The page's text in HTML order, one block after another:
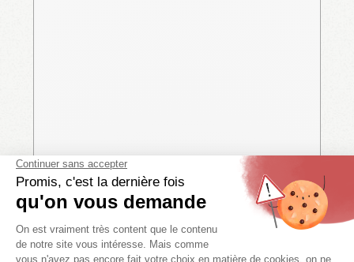
Ik geef LES CAMPINGS TIKAYAN toestemming om mijn
persoonsgegevens te verzamelen om mij te kunnen contacteren
en mijn verzoek te kunnen verwerken. Uw persoonsgegevens
zullen nooit aan derden worden medegedeeld.